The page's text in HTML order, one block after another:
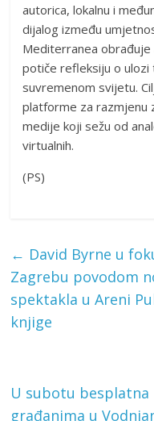
autorica, lokalnu i
dijalog između
Mediterranea
potiče refleksiju o
suvremenom svijetu.
platforme za razmjenu
medije koji sežu od
virtualnih.
(PS)
← David Byrne u
Zagrebu povodom
spektakla u Areni
knjige
U subotu
građanima u